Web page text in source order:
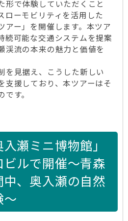
形で体験していただくこと
ローモビリティを活用した
アー」を開催します。本ツア
続可能な交通システムを提案
渓流の本来の魅力と価値を
を見据え、こうした新しい
支援しており、本ツアーはそ
す。
入瀬ミニ博物館」
ルで開催～青森
、奥入瀬の自然
～